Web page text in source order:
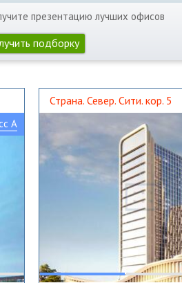
презентацию лучших офисов
подборку
A
Страна. Север. Сити. кор. 5